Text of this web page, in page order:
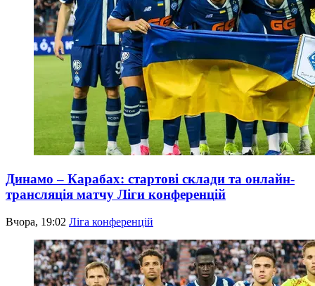
Динамо – Карабах: стартові склади та онлайн-
трансляція матчу Ліги конференцій
Вчора, 19:02 Ліга конференцій